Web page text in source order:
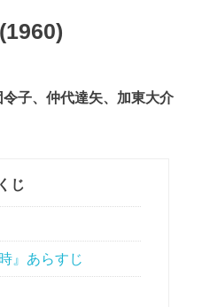
子、仲代達矢、加東大介
じ
』あらすじ